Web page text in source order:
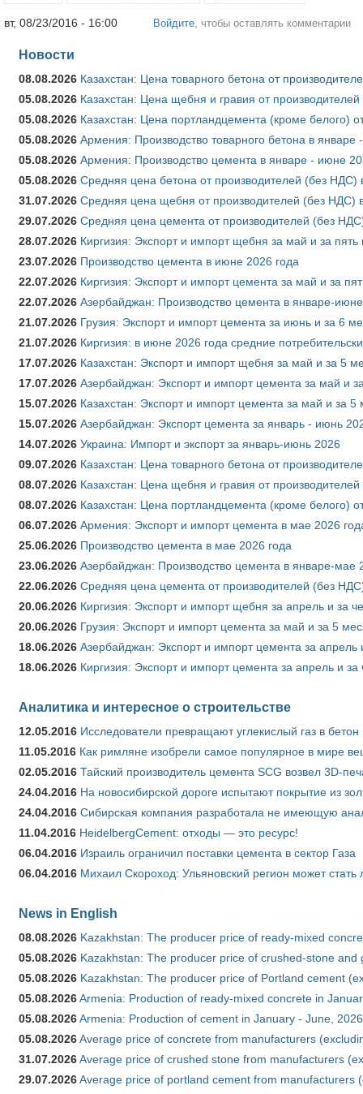
вт, 08/23/2016 - 16:00 Войдите , чтобы оставлять комментарии
Новости
08.08.2026 Казахстан: Цена товарного бетона от
05.08.2026 Казахстан: Цена щебня и гравия от
05.08.2026 Казахстан: Цена портландцемента (кроме белого)
05.08.2026 Армения: Производство товарного бетона в январе
05.08.2026 Армения: Производство цемента в январе - июне
05.08.2026 Средняя цена бетона от производителей (без НДС)
31.07.2026 Средняя цена щебня от производителей (без НДС)
29.07.2026 Средняя цена цемента от производителей (без
28.07.2026 Киргизия: Экспорт и импорт щебня за май и за
23.07.2026 Производство цемента в июне 2026 года
22.07.2026 Киргизия: Экспорт и импорт цемента за май и за
22.07.2026 Азербайджан: Производство цемента в январе-
21.07.2026 Грузия: Экспорт и импорт цемента за июнь и за 6
21.07.2026 Киргизия: в июне 2026 года средние
17.07.2026 Казахстан: Экспорт и импорт щебня за май и за 5
17.07.2026 Азербайджан: Экспорт и импорт цемента за май и
15.07.2026 Казахстан: Экспорт и импорт цемента за май и за
15.07.2026 Азербайджан: Экспорт цемента за январь - июнь
14.07.2026 Украина: Импорт и экспорт за январь-июнь 2026
09.07.2026 Казахстан: Цена товарного бетона от
08.07.2026 Казахстан: Цена щебня и гравия от
08.07.2026 Казахстан: Цена портландцемента (кроме белого)
06.07.2026 Армения: Экспорт и импорт цемента в мае 2026
25.06.2026 Производство цемента в мае 2026 года
23.06.2026 Азербайджан: Производство цемента в январе-мае
22.06.2026 Средняя цена цемента от производителей (без
20.06.2026 Киргизия: Экспорт и импорт щебня за апрель и за
20.06.2026 Грузия: Экспорт и импорт цемента за май и за 5
18.06.2026 Азербайджан: Экспорт и импорт цемента за
18.06.2026 Киргизия: Экспорт и импорт цемента за апрель и
Аналитика и интересное о строительстве
12.05.2016 Исследователи превращают углекислый газ в бетон
11.05.2016 Как римляне изобрели самое популярное в мире
02.05.2016 Тайский производитель цемента SCG возвел 3D-
24.04.2016 На новосибирской дороге испытают покрытие из
24.04.2016 Сибирская компания разработала не имеющую
11.04.2016 HeidelbergCement: отходы — это ресурс!
06.04.2016 Израиль ограничил поставки цемента в сектор Газа
06.04.2016 Михаил Скороход: Ульяновский регион может
News in English
08.08.2026 Kazakhstan: The producer price of ready-mixed
05.08.2026 Kazakhstan: The producer price of crushed-stone and
05.08.2026 Kazakhstan: The producer price of Portland cement
05.08.2026Armenia: Production of ready-mixed concrete in
05.08.2026Armenia: Production of cement in January - June, 2026
05.08.2026Average price of concrete from manufacturers
31.07.2026Average price of crushed stone from manufacturers
29.07.2026Average price of portland cement from manufacturers